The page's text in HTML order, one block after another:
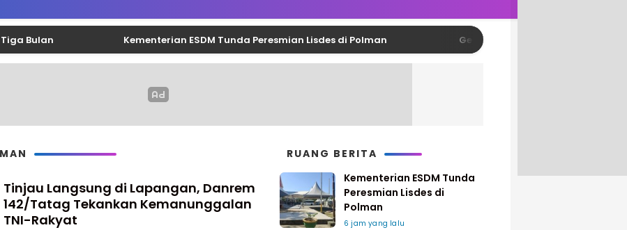
Kementerian ESDM Tunda Peresmian Lisdes di Polman Gerebek Balap Liar di Jalan Arteri,
Tinjau Langsung di Lapangan, Danrem
142/Tatag Tekankan Kemanunggalan
TNI-Rakyat
RUANG BERITA
Kementerian ESDM Tunda
Peresmian Lisdes di
Polman
6 jam yang lalu